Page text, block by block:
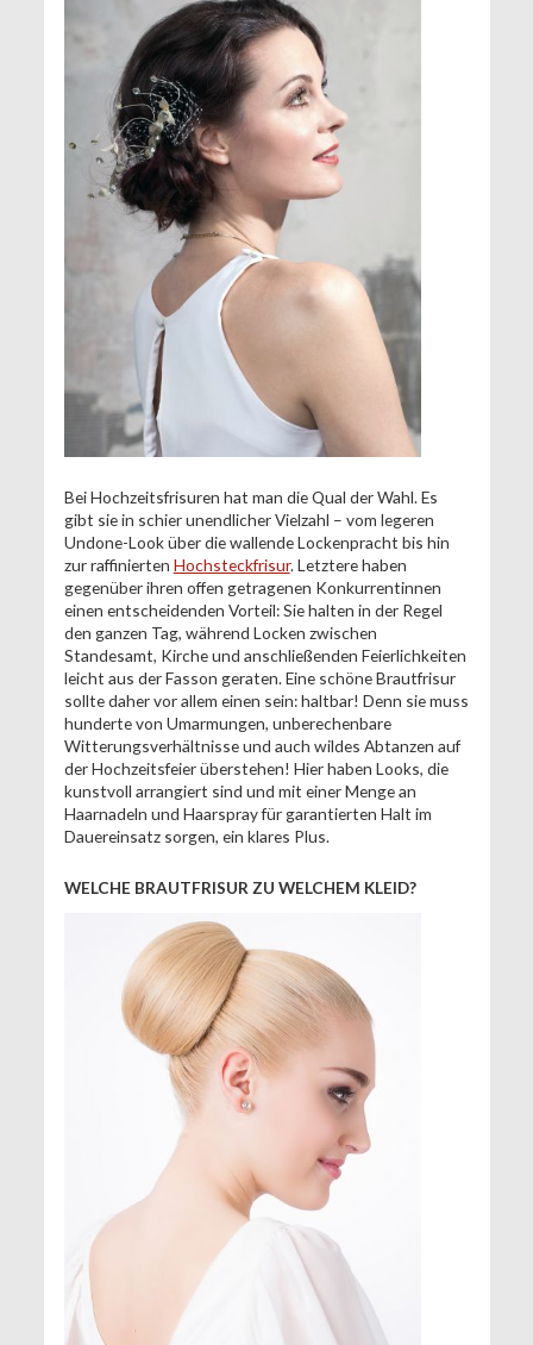
Bei Hochzeitsfrisuren hat man die Qual der Wahl. Es
gibt sie in schier unendlicher Vielzahl – vom legeren
Undone-Look über die wallende Lockenpracht bis hin
zur raffinierten Hochsteckfrisur. Letztere haben
gegenüber ihren offen getragenen Konkurrentinnen
einen entscheidenden Vorteil: Sie halten in der Regel
den ganzen Tag, während Locken zwischen
Standesamt, Kirche und anschließenden Feierlichkeiten
leicht aus der Fasson geraten. Eine schöne Brautfrisur
sollte daher vor allem einen sein: haltbar! Denn sie muss
hunderte von Umarmungen, unberechenbare
Witterungsverhältnisse und auch wildes Abtanzen auf
der Hochzeitsfeier überstehen! Hier haben Looks, die
kunstvoll arrangiert sind und mit einer Menge an
Haarnadeln und Haarspray für garantierten Halt im
Dauereinsatz sorgen, ein klares Plus.
WELCHE BRAUTFRISUR ZU WELCHEM KLEID?